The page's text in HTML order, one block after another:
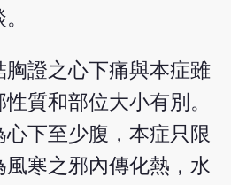
胸證之心下痛與本症雖
質和部位大小有別。
下至少腹，本症只限
寒之邪內傳化熱，水